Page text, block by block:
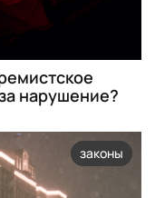
нарушение?
законы